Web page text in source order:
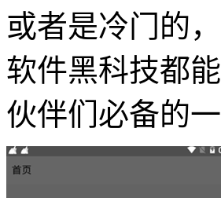
或者是冷门的
软件黑科技都
伙伴们必备的一